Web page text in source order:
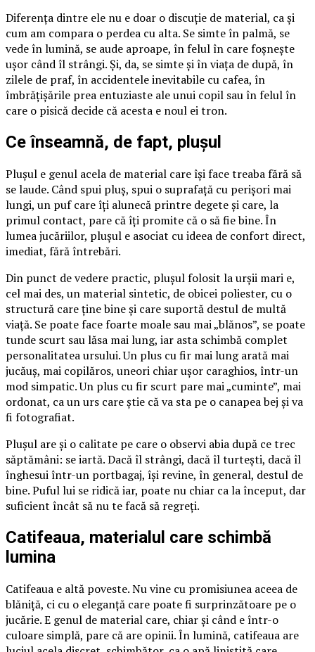
Diferența dintre ele nu e doar o discuție de material, ca și
cum am compara o perdea cu alta. Se simte în palmă, se
vede în lumină, se aude aproape, în felul în care foșnește
ușor când îl strângi. Și, da, se simte și în viața de după, în
zilele de praf, în accidentele inevitabile cu cafea, în
îmbrățișările prea entuziaste ale unui copil sau în felul în
care o pisică decide că acesta e noul ei tron.
Ce înseamnă, de fapt, plușul
Plușul e genul acela de material care își face treaba fără să
se laude. Când spui pluș, spui o suprafață cu perișori mai
lungi, un puf care îți alunecă printre degete și care, la
primul contact, pare că îți promite că o să fie bine. În
lumea jucăriilor, plușul e asociat cu ideea de confort direct,
imediat, fără întrebări.
Din punct de vedere practic, plușul folosit la urșii mari e,
cel mai des, un material sintetic, de obicei poliester, cu o
structură care ține bine și care suportă destul de multă
viață. Se poate face foarte moale sau mai „blănos”, se poate
tunde scurt sau lăsa mai lung, iar asta schimbă complet
personalitatea ursului. Un plus cu fir mai lung arată mai
jucăuș, mai copilăros, uneori chiar ușor caraghios, într-un
mod simpatic. Un plus cu fir scurt pare mai „cuminte”, mai
ordonat, ca un urs care știe că va sta pe o canapea bej și va
fi fotografiat.
Plușul are și o calitate pe care o observi abia după ce trec
săptămâni: se iartă. Dacă îl strângi, dacă îl turtești, dacă îl
înghesui într-un portbagaj, își revine, în general, destul de
bine. Puful lui se ridică iar, poate nu chiar ca la început, dar
suficient încât să nu te facă să regreți.
Catifeaua, materialul care schimbă
lumina
Catifeaua e altă poveste. Nu vine cu promisiunea aceea de
blăniță, ci cu o eleganță care poate fi surprinzătoare pe o
jucărie. E genul de material care, chiar și când e într-o
culoare simplă, pare că are opinii. În lumină, catifeaua are